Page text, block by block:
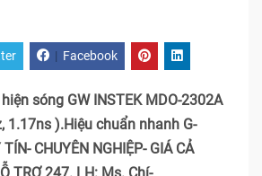
| Facebook
sóng GW INSTEK MDO-2302A
1.17ns ).Hiệu chuẩn nhanh G-
CHUYÊN NGHIỆP- GIÁ CẢ